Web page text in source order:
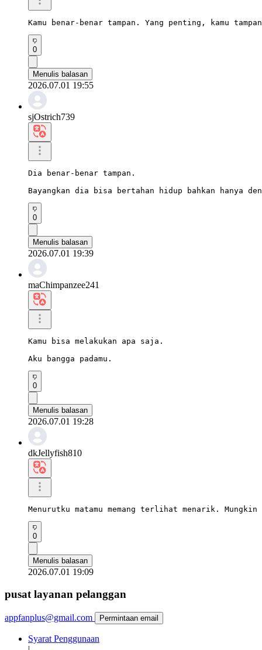
Kamu benar-benar tampan. Yang penting, kamu
0
Menulis balasan
2026.07.01 19:55
sjOstrich739
Dia benar-benar tampan.
Bayangkan dia bisa bertahan hidup bahkan hanya
0
Menulis balasan
2026.07.01 19:39
maChimpanzee241
Kamu bisa melakukan apa saja.
Aku bangga padamu.
0
Menulis balasan
2026.07.01 19:28
dkJellyfish810
Menurutku matamu memang terlihat menarik.
0
Menulis balasan
2026.07.01 19:09
pusat layanan pelanggan
appfanplus@gmail.com Permintaan email
Syarat Penggunaan